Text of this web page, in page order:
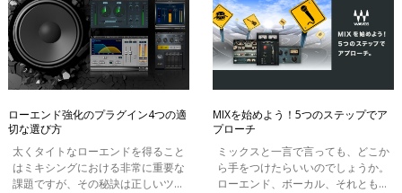
ローエンド強化のプラグイン4つの適
切な選び方
太くタイトなローエンドを得ること
はミキシングにおける非常に重要な
課題ですが、その秘訣は正しいツー
MIXを始めよう！5つのステップでア
プローチ
ミックスと一言で言っても、どこか
ら手をつけたらいいのでしょうか。
ローエンド、ボーカル、それともや